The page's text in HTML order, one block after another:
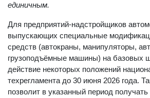
единичным.
Для предприятий-надстройщиков
выпускающих специальные
средств (автокраны, манипуляторы,
грузоподъёмные машины) на базовых
действие некоторых положений
техрегламента до 30 июня 2026 года.
позволит в указанный период